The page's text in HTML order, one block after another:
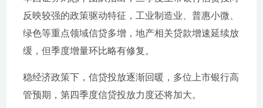
反映较强的政策驱动特征，工业制造业、普惠小微、
绿色等重点领域信贷多增，地产相关贷款增速延续放
缓，但季度增量环比略有修复。
稳经济政策下，信贷投放逐渐回暖，多位上市银行高
管预期，第四季度信贷投放力度还将加大。